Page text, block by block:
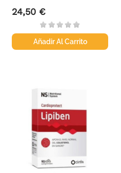
Precio
24,50 €
Añadir Al Carrito